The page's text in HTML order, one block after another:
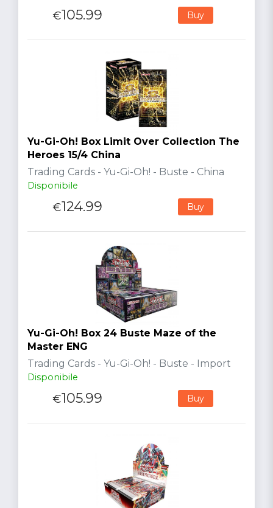
€105.99 Buy
Yu-Gi-Oh! Box Limit Over Collection The
Heroes 15/4 China
Trading Cards - Yu-Gi-Oh! - Buste - China
Disponibile
€124.99 Buy
Yu-Gi-Oh! Box 24 Buste Maze of the
Master ENG
Trading Cards - Yu-Gi-Oh! - Buste - Import
Disponibile
€105.99 Buy